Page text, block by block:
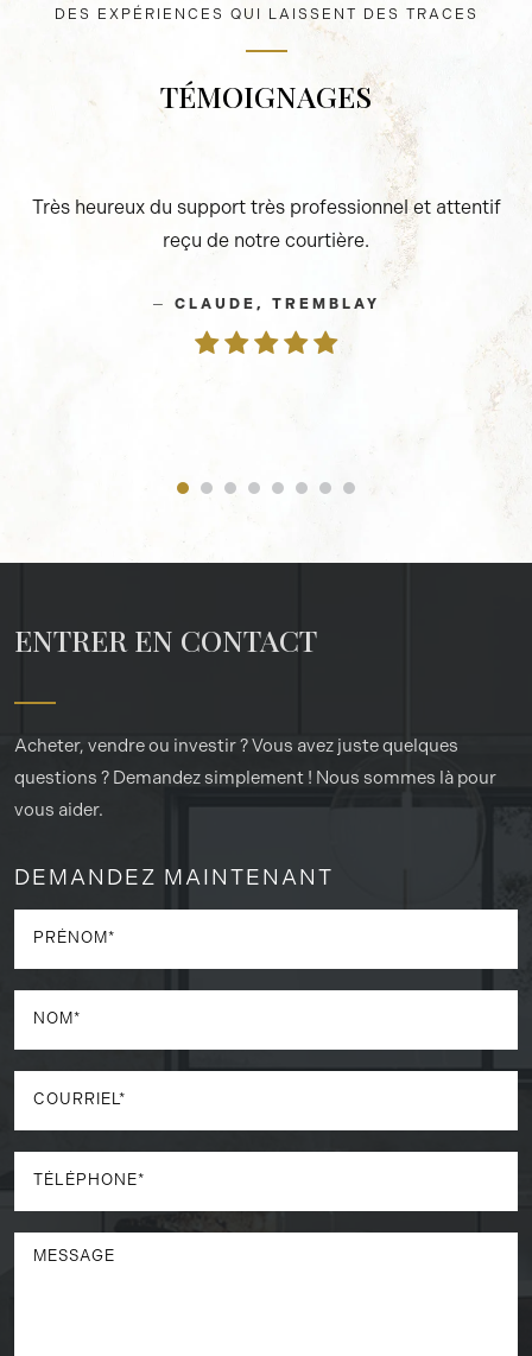
DES EXPÉRIENCES QUI LAISSENT DES TRACES
TÉMOIGNAGES
Très heureux du support très professionnel et attentif
reçu de notre courtière.
— CLAUDE, TREMBLAY
ENTRER EN CONTACT
Acheter, vendre ou investir ? Vous avez juste quelques
questions ? Demandez simplement ! Nous sommes là pour
vous aider.
DEMANDEZ MAINTENANT